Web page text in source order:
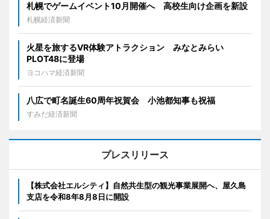
札幌でゲームイベント10月開催へ 高校生向け企画を新設
札幌経済新聞
火星を旅するVR体験アトラクション みなとみらい
PLOT48に登場
ヨコハマ経済新聞
八広で町名誕生60周年祝賀会 小池都知事も祝福
すみだ経済新聞
プレスリリース
【株式会社エルシティ】自然共生型の観光事業展開へ、屋久島
支店を令和8年8月8日に開設